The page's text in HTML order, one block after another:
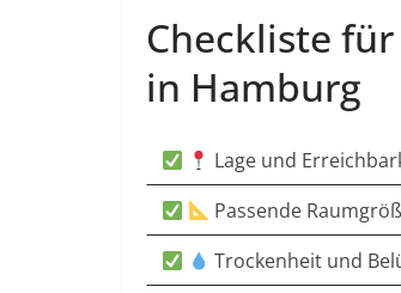
Checkliste
in Hamburg
Lage und
Passende
Trockenheit und